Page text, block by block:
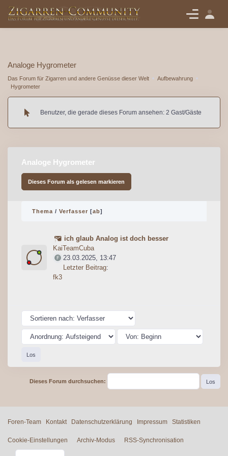
Analoge Hygrometer
Das Forum für Zigarren und andere Genüsse dieser Welt
Aufbewahrung
Hygrometer
Benutzer, die gerade dieses Forum ansehen: 2 Gast/Gäste
Analoge Hygrometer
Dieses Forum als gelesen markieren
Thema / Verfasser [ab]
ich glaub Analog ist doch besser
KaiTeamCuba
23.03.2025, 13:47
Letzter Beitrag:
fk3
Dieses Forum durchsuchen:
Foren-Team Kontakt Datenschutzerklärung Impressum Statistiken
Cookie-Einstellungen Archiv-Modus RSS-Synchronisation